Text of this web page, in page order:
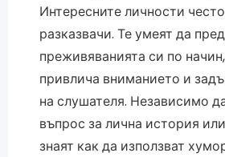
Интересните личности
разказвачи. Те умеят да
преживяванията си по
привлича вниманието и
на слушателя. Независимо
въпрос за лична история
знаят как да използват